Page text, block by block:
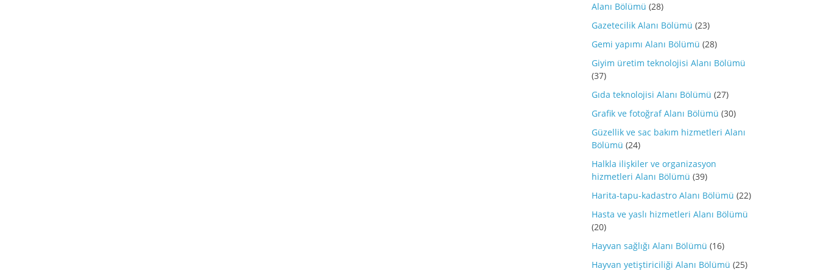
Alanı Bölümü (28)
Gazetecilik Alanı Bölümü (23)
Gemi yapımı Alanı Bölümü (28)
Giyim üretim teknolojisi Alanı Bölümü
(37)
Gıda teknolojisi Alanı Bölümü (27)
Grafik ve fotoğraf Alanı Bölümü (30)
Güzellik ve sac bakım hizmetleri Alanı
Bölümü (24)
Halkla ilişkiler ve organizasyon
hizmetleri Alanı Bölümü (39)
Harita-tapu-kadastro Alanı Bölümü (22)
Hasta ve yaslı hizmetleri Alanı Bölümü
(20)
Hayvan sağlığı Alanı Bölümü (16)
Hayvan yetiştiriciliği Alanı Bölümü (25)